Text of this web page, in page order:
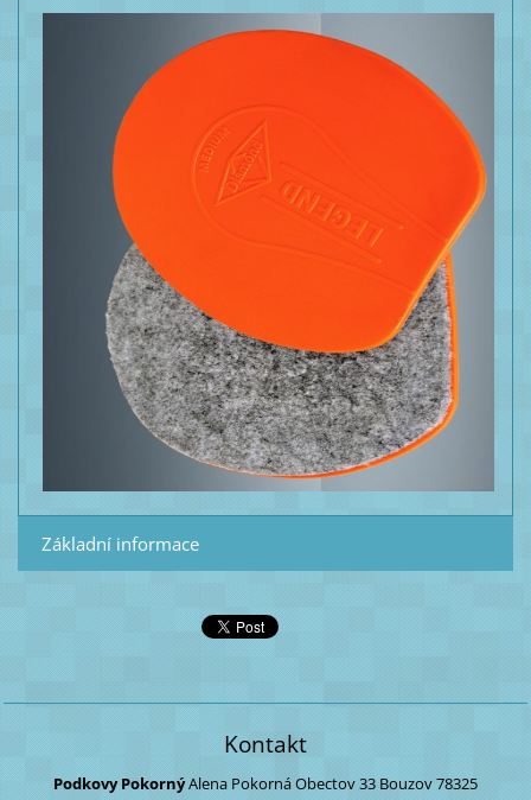
Základní informace
Kontakt
Podkovy PokornýAlena PokornáObectov 33 Bouzov78325